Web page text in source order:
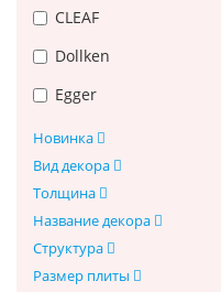
CLEAF
Dollken
Egger
Новинка
Вид декора
Толщина
Название декора
Структура
Размер плиты